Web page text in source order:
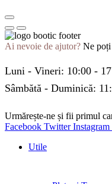
Ai nevoie de ajutor? Ne poți
Luni - Vineri: 10:00 -
Sâmbătă - Duminică:
Urmărește-ne și fii primul
Facebook Twitter Instagram
Utile